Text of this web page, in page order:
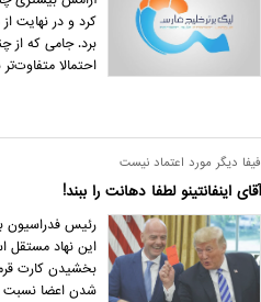
کرد و در نهایت
برد. جامی که از
احتمالا
فیفا دیگر مورد اعتماد نیست
آقای اینفانتینو لطفا دهانت را ببند!
رئیس فدراسیون
این نهاد مستقل
بخشیدن کارت
شدن اعضا نسبت